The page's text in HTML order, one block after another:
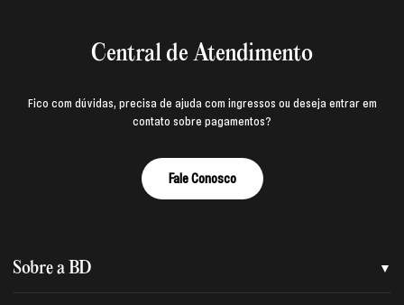
Central de Atendimento
Fico com dúvidas, precisa de ajuda com ingressos ou deseja entrar em
contato sobre pagamentos?
Fale Conosco
Sobre a BD